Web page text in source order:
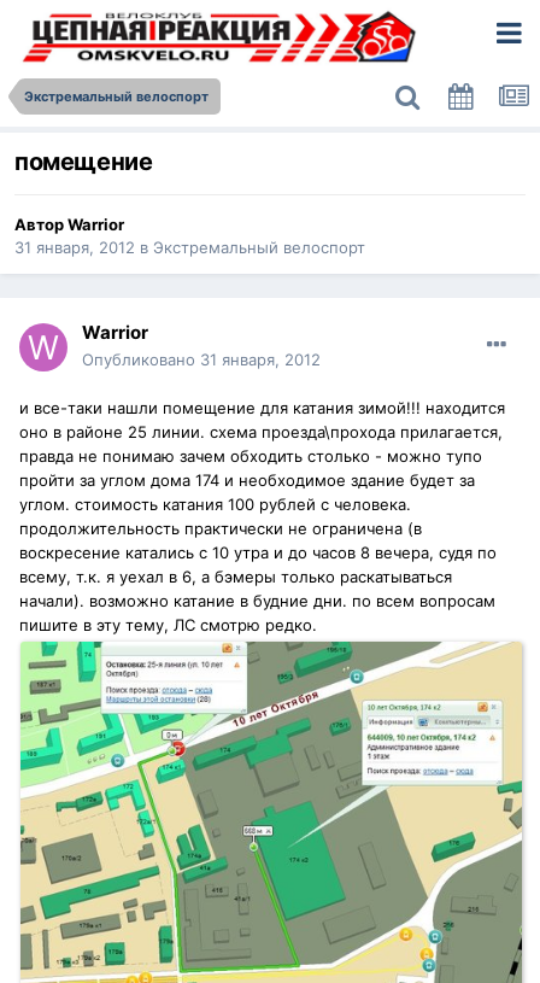
Экстремальный велоспорт
помещение
АвторWarrior
31 января, 2012 в Экстремальный велоспорт
Warrior
Опубликовано 31 января, 2012
и все-таки нашли помещение для катания зимой!!! находится
оно в районе 25 линии. схема проезда\прохода прилагается,
правда не понимаю зачем обходить столько - можно тупо
пройти за углом дома 174 и необходимое здание будет за
углом. стоимость катания 100 рублей с человека.
продолжительность практически не ограничена (в
воскресение катались с 10 утра и до часов 8 вечера, судя по
всему, т.к. я уехал в 6, а бэмеры только раскатываться
начали). возможно катание в будние дни. по всем вопросам
пишите в эту тему, ЛС смотрю редко.